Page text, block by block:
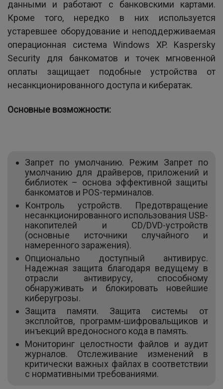
данными и работают с банковскими картами.
Кроме того, нередко в них используется
устаревшее оборудование и неподдерживаемая
операционная система Windows XP. Kaspersky
Security для банкоматов и точек мгновенной
оплаты защищает подобные устройства от
несанкционированного доступа и кибератак.
Основные возможности:
Запрет по умолчанию. Режим Запрет по
умолчанию для драйверов, приложений и
библиотек – основа эффективной защиты
банкоматов и POS-терминалов.
Контроль устройств. Предотвращение
несанкционированного использования USB-
накопителей и CD/DVD-устройств
(основные источники случайного и
намеренного заражения).
Опционально доступный антивирус.
Надежная защита благодаря ведущему в
отрасли антивирусу, способному
обнаруживать и блокировать новейшие
киберугрозы.
Защита памяти. Защита системы от
эксплойтов, программ-шифровальщиков и
инъекций вредоносного кода в память.
Мониторинг целостности файлов и аудит
журналов. Отслеживание изменений в
критически важных файлах в соответствии
с нормативными требованиями.